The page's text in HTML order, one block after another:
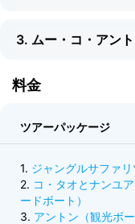
ツアーの内容
3. ムー・コ・アン
料金
ツアーパッケージ
1. ジャングルサファリ
2. コ・タオとナンユ
ードボート）
3. アントン（観光ボ